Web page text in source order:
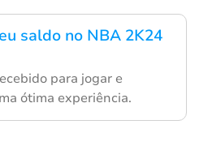
saldo no NBA 2K24
para jogar e
ótima experiência.